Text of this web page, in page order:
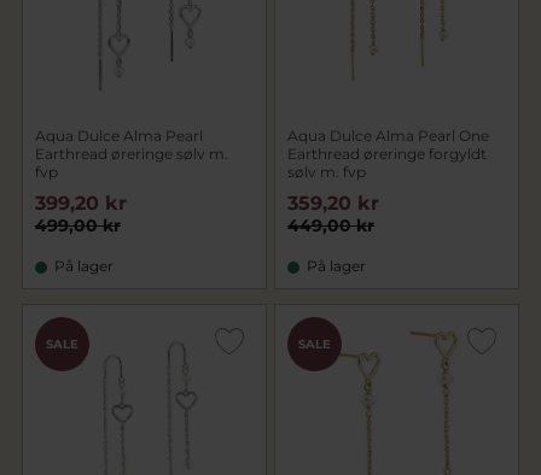
Aqua Dulce Alma Pearl
Earthread øreringe sølv m.
fvp
499,00 kr
399,20 kr
På lager
Aqua Dulce Alma Pearl One
Earthread øreringe forgyldt
sølv m. fvp
449,00 kr
359,20 kr
På lager
SALE SALE